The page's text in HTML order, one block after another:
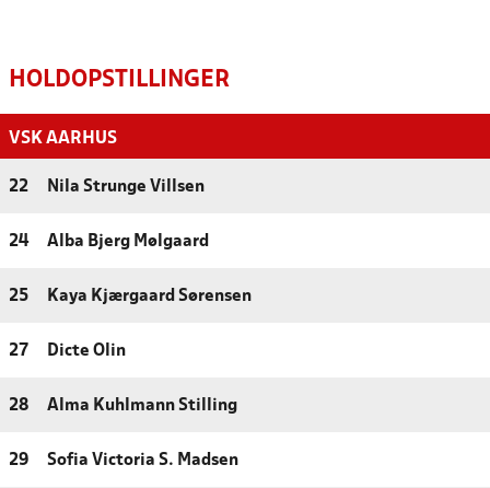
HOLDOPSTILLINGER
VSK AARHUS
22 Nila Strunge Villsen
24 Alba Bjerg Mølgaard
25 Kaya Kjærgaard Sørensen
27 Dicte Olin
28 Alma Kuhlmann Stilling
29 Sofia Victoria S. Madsen